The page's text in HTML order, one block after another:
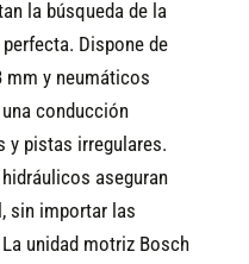
la búsqueda de la
Dispone de
mm y neumáticos
conducción
y pistas irregulares.
aseguran
sin importar las
unidad motriz Bosch